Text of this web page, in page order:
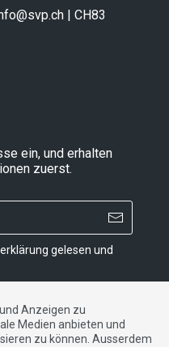
| CH83
ein, und erhalten
zuerst.
gelesen und
|Kontakt
Anzeigen zu
Medien anbieten und
zu können. Ausserdem